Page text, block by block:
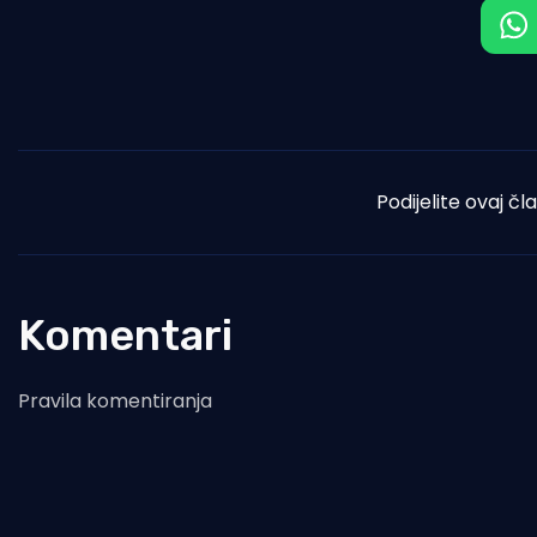
Podijelite ovaj
Komentari
Pravila komentiranja